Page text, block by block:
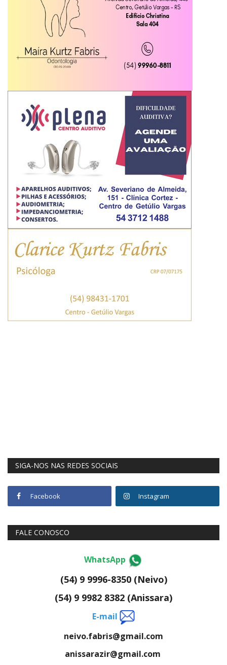
SIGA-NOS NAS REDES SOCIAIS
Facebook Instagram
FALE CONOSCO
WhatsApp
(54) 9 9996-8350 (Neivo)
(54) 9 9982 8382 (Anissara)
E-mail
neivo.fabris@gmail.com
anissarazir@gmail.com